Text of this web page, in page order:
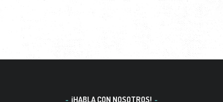
¡HABLA CON NOSOTROS!